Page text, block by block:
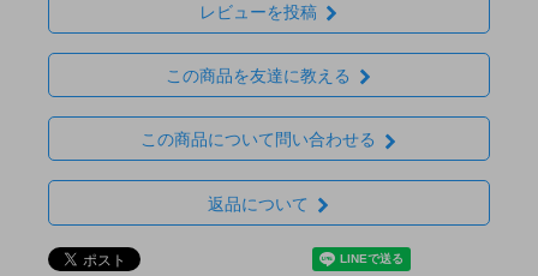
レビューを投稿
この商品を友達に教える
この商品について問い合わせる
返品について